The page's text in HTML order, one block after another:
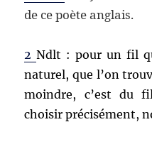
de ce poète anglais.
2Ndlt : pour un fil
naturel, que l’on
moindre, c’est du
choisir précisément,